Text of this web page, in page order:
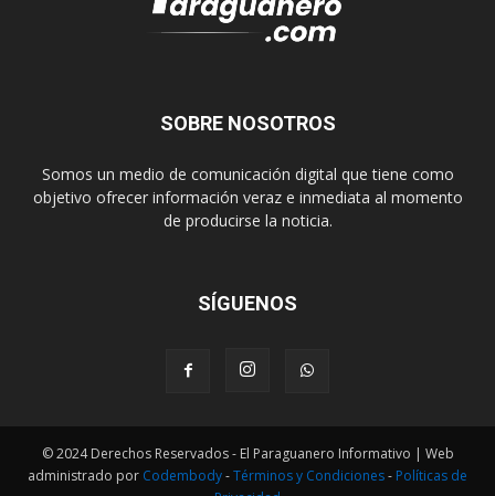
SOBRE NOSOTROS
Somos un medio de comunicación digital que tiene como
objetivo ofrecer información veraz e inmediata al momento
de producirse la noticia.
SÍGUENOS
© 2024 Derechos Reservados - El Paraguanero Informativo | Web
administrado por Codembody-Términos y Condiciones- Políticas de